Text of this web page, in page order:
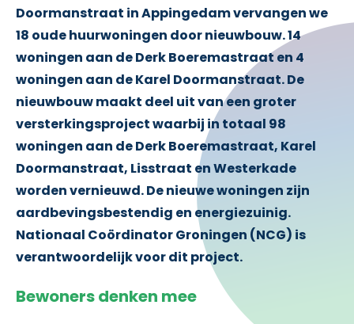
Doormanstraat in Appingedam vervangen we
18 oude huurwoningen door nieuwbouw. 14
woningen aan de Derk Boeremastraat en 4
woningen aan de Karel Doormanstraat. De
nieuwbouw maakt deel uit van een groter
versterkingsproject waarbij in totaal 98
woningen aan de Derk Boeremastraat, Karel
Doormanstraat, Lisstraat en Westerkade
worden vernieuwd. De nieuwe woningen zijn
aardbevingsbestendig en energiezuinig.
Nationaal Coördinator Groningen (NCG) is
verantwoordelijk voor dit project.
Bewoners denken mee